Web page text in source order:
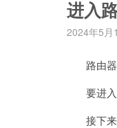
进入
2024年5月
路由器
要进入
接下来